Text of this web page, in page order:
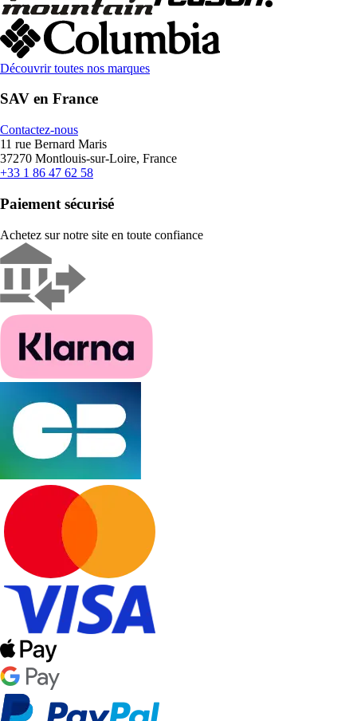
Découvrir toutes nos marques
SAV en France
Contactez-nous
11 rue Bernard Maris
37270 Montlouis-sur-Loire, France
+33 1 86 47 62 58
Paiement sécurisé
Achetez sur notre site en toute confiance